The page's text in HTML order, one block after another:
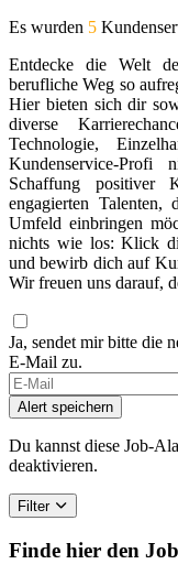
Es wurden 5
Entdecke die Welt
berufliche Weg so
Hier bieten sich dir
diverse
Technologie,
Kundenservice-
Schaffung positiver
engagierten
Umfeld einbringen
nichts wie los: Klick
und bewirb dich auf
Wir freuen uns darauf,
Ja, sendet mir bitte die
E-Mail zu.
Alert speichern
Du kannst diese Job-
deaktivieren.
Filter
Finde hier den